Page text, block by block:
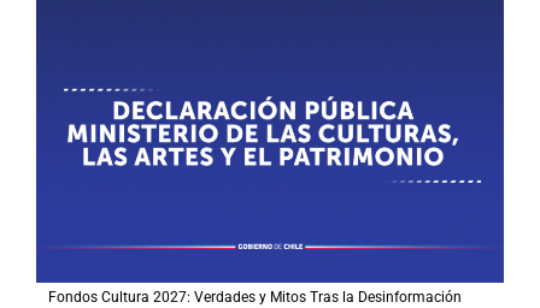
Fondos Cultura 2027: Verdades y Mitos Tras la Desinformación